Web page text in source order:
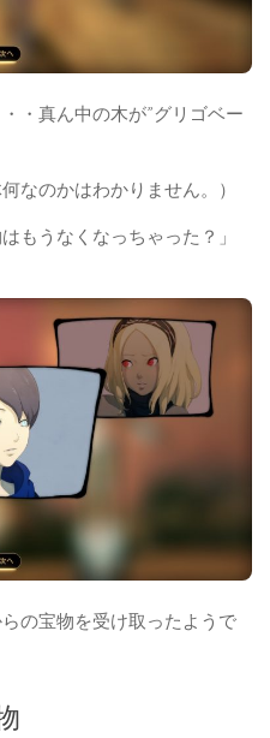
・真ん中の木が”グリゴベー
なのかはわかりません。）
もうなくなっちゃった？」
の宝物を受け取ったようで